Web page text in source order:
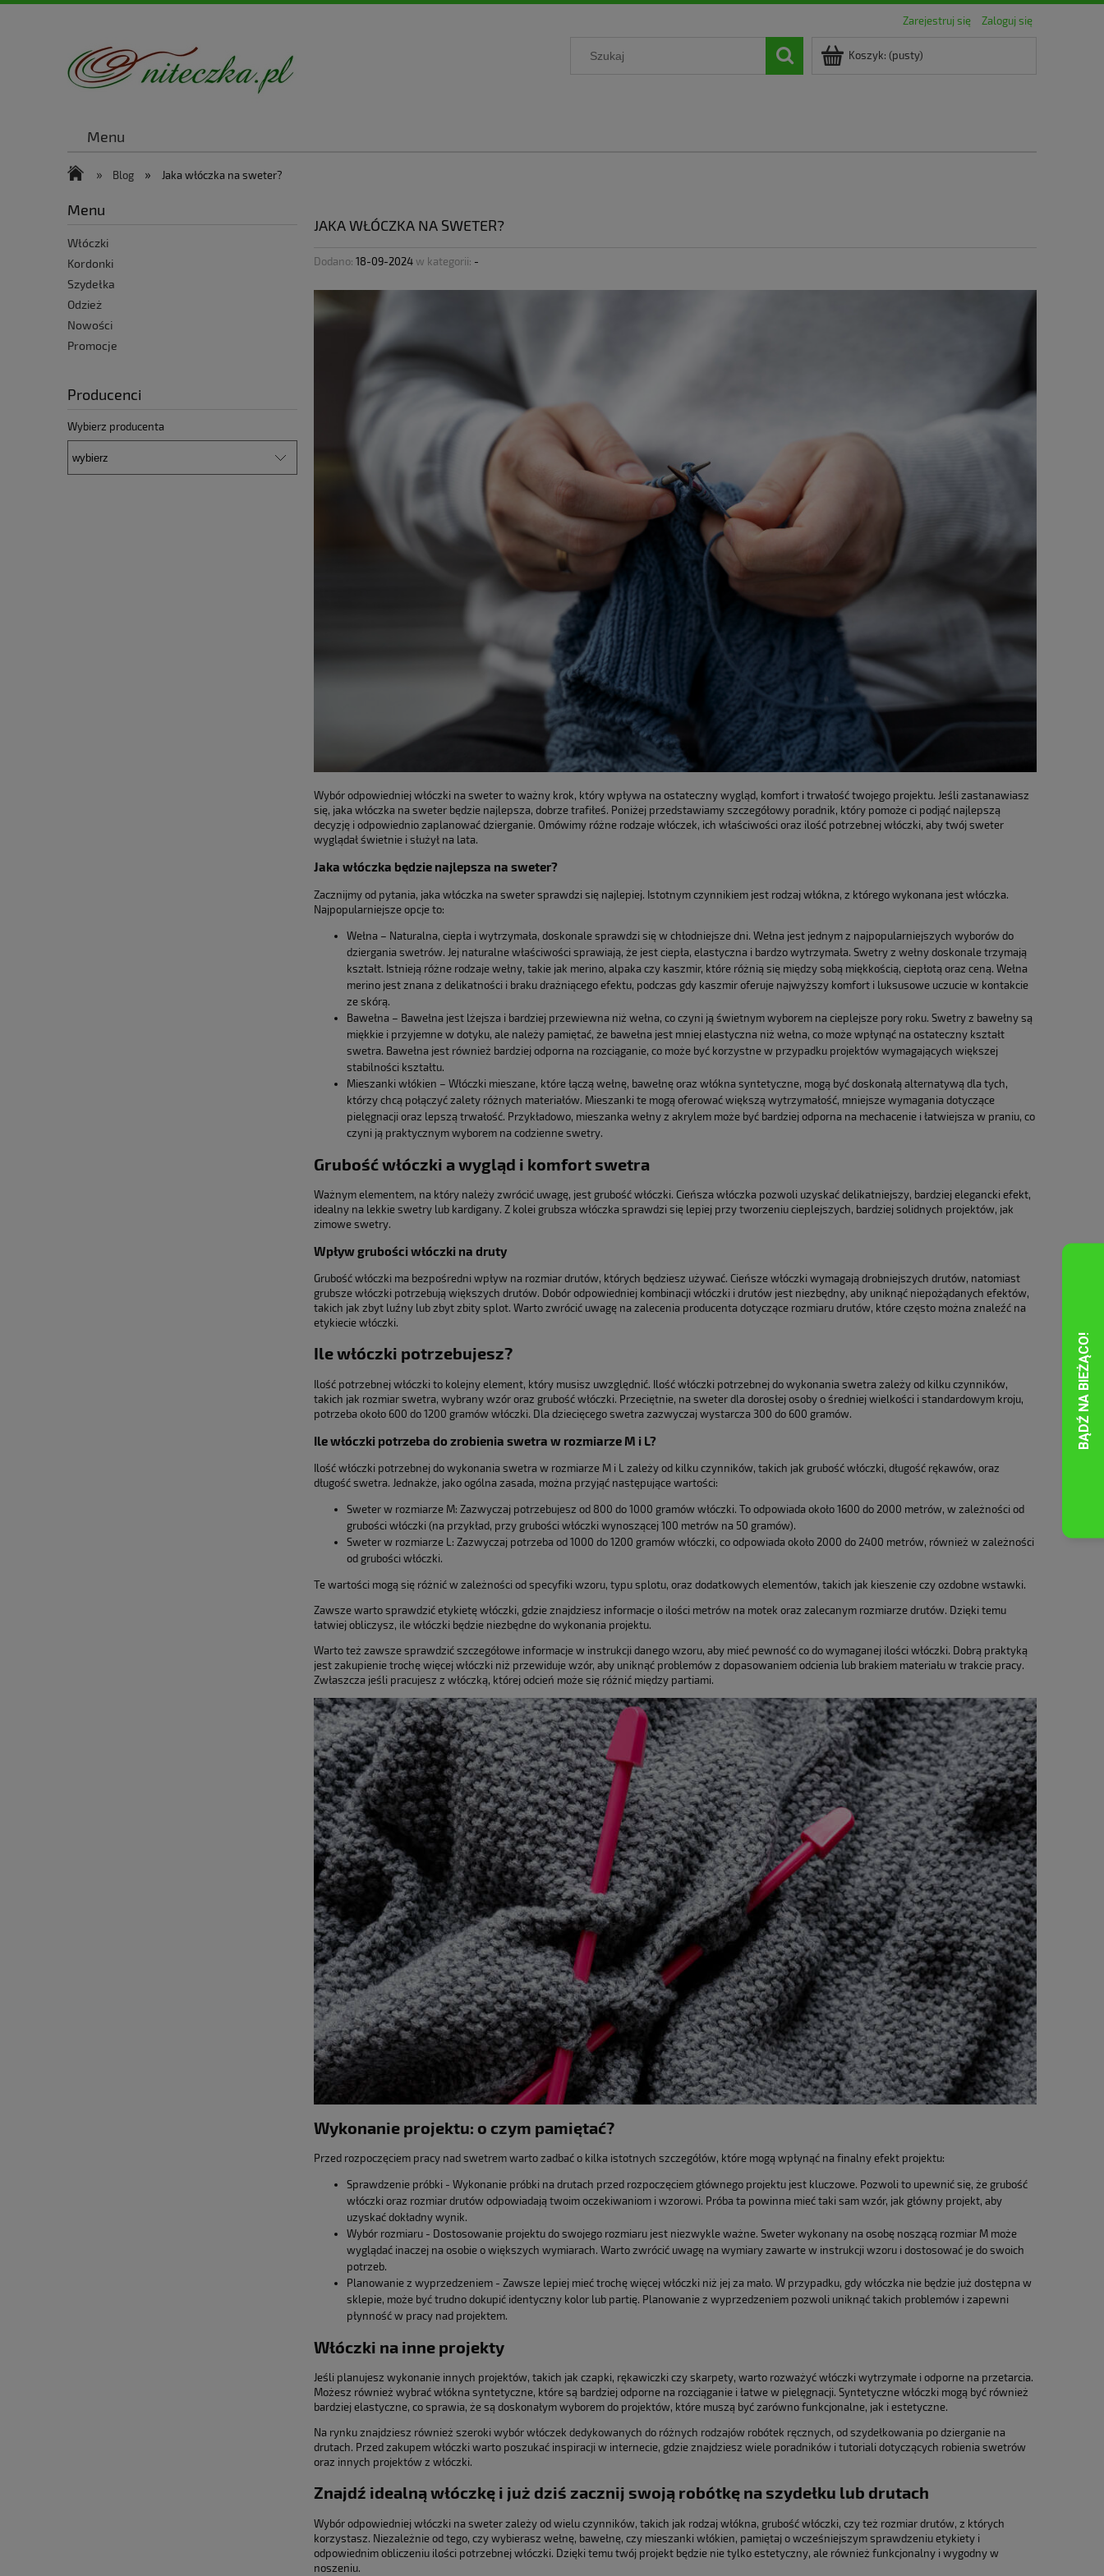
Zarejestruj się Zaloguj się
Koszyk: (pusty)
Menu
» Blog » Jaka włóczka na sweter?
Menu
Włóczki
Kordonki
Szydełka
Odzież
Nowości
Promocje
Producenci
Wybierz producenta
JAKA WŁÓCZKA NA SWETER?
Dodano: 18-09-2024w kategorii: -
Wybór odpowiedniej włóczki na sweter to ważny krok, który wpływa na ostateczny wygląd, komfort i trwałość twojego projektu. Jeśli zastanawiasz
się, jaka włóczka na sweter będzie najlepsza, dobrze trafiłeś. Poniżej przedstawiamy szczegółowy poradnik, który pomoże ci podjąć najlepszą
decyzję i odpowiednio zaplanować dzierganie. Omówimy różne rodzaje włóczek, ich właściwości oraz ilość potrzebnej włóczki, aby twój sweter
wyglądał świetnie i służył na lata.
Jaka włóczka będzie najlepsza na sweter?
Zacznijmy od pytania, jaka włóczka na sweter sprawdzi się najlepiej. Istotnym czynnikiem jest rodzaj włókna, z którego wykonana jest włóczka.
Najpopularniejsze opcje to:
Wełna – Naturalna, ciepła i wytrzymała, doskonale sprawdzi się w chłodniejsze dni. Wełna jest jednym z najpopularniejszych wyborów do
dziergania swetrów. Jej naturalne właściwości sprawiają, że jest ciepła, elastyczna i bardzo wytrzymała. Swetry z wełny doskonale trzymają
kształt. Istnieją różne rodzaje wełny, takie jak merino, alpaka czy kaszmir, które różnią się między sobą miękkością, ciepłotą oraz ceną. Wełna
merino jest znana z delikatności i braku drażniącego efektu, podczas gdy kaszmir oferuje najwyższy komfort i luksusowe uczucie w kontakcie
ze skórą.
Bawełna – Bawełna jest lżejsza i bardziej przewiewna niż wełna, co czyni ją świetnym wyborem na cieplejsze pory roku. Swetry z bawełny są
miękkie i przyjemne w dotyku, ale należy pamiętać, że bawełna jest mniej elastyczna niż wełna, co może wpłynąć na ostateczny kształt
swetra. Bawełna jest również bardziej odporna na rozciąganie, co może być korzystne w przypadku projektów wymagających większej
stabilności kształtu.
Mieszanki włókien – Włóczki mieszane, które łączą wełnę, bawełnę oraz włókna syntetyczne, mogą być doskonałą alternatywą dla tych,
którzy chcą połączyć zalety różnych materiałów. Mieszanki te mogą oferować większą wytrzymałość, mniejsze wymagania dotyczące
pielęgnacji oraz lepszą trwałość. Przykładowo, mieszanka wełny z akrylem może być bardziej odporna na mechacenie i łatwiejsza w praniu, co
czyni ją praktycznym wyborem na codzienne swetry.
Grubość włóczki a wygląd i komfort swetra
Ważnym elementem, na który należy zwrócić uwagę, jest grubość włóczki. Cieńsza włóczka pozwoli uzyskać delikatniejszy, bardziej elegancki efekt,
idealny na lekkie swetry lub kardigany. Z kolei grubsza włóczka sprawdzi się lepiej przy tworzeniu cieplejszych, bardziej solidnych projektów, jak
zimowe swetry.
Wpływ grubości włóczki na druty
Grubość włóczki ma bezpośredni wpływ na rozmiar drutów, których będziesz używać. Cieńsze włóczki wymagają drobniejszych drutów, natomiast
grubsze włóczki potrzebują większych drutów. Dobór odpowiedniej kombinacji włóczki i drutów jest niezbędny, aby uniknąć niepożądanych efektów,
takich jak zbyt luźny lub zbyt zbity splot. Warto zwrócić uwagę na zalecenia producenta dotyczące rozmiaru drutów, które często można znaleźć na
etykiecie włóczki.
Ile włóczki potrzebujesz?
Ilość potrzebnej włóczki to kolejny element, który musisz uwzględnić. Ilość włóczki potrzebnej do wykonania swetra zależy od kilku czynników,
takich jak rozmiar swetra, wybrany wzór oraz grubość włóczki. Przeciętnie, na sweter dla dorosłej osoby o średniej wielkości i standardowym kroju,
potrzeba około 600 do 1200 gramów włóczki. Dla dziecięcego swetra zazwyczaj wystarcza 300 do 600 gramów.
Ile włóczki potrzeba do zrobienia swetra w rozmiarze M i L?
Ilość włóczki potrzebnej do wykonania swetra w rozmiarze M i L zależy od kilku czynników, takich jak grubość włóczki, długość rękawów, oraz
długość swetra. Jednakże, jako ogólna zasada, można przyjąć następujące wartości:
Sweter w rozmiarze M: Zazwyczaj potrzebujesz od 800 do 1000 gramów włóczki. To odpowiada około 1600 do 2000 metrów, w zależności od
grubości włóczki (na przykład, przy grubości włóczki wynoszącej 100 metrów na 50 gramów).
Sweter w rozmiarze L: Zazwyczaj potrzeba od 1000 do 1200 gramów włóczki, co odpowiada około 2000 do 2400 metrów, również w zależności
od grubości włóczki.
Te wartości mogą się różnić w zależności od specyfiki wzoru, typu splotu, oraz dodatkowych elementów, takich jak kieszenie czy ozdobne wstawki.
Zawsze warto sprawdzić etykietę włóczki, gdzie znajdziesz informacje o ilości metrów na motek oraz zalecanym rozmiarze drutów. Dzięki temu
łatwiej obliczysz, ile włóczki będzie niezbędne do wykonania projektu.
Warto też zawsze sprawdzić szczegółowe informacje w instrukcji danego wzoru, aby mieć pewność co do wymaganej ilości włóczki. Dobrą praktyką
jest zakupienie trochę więcej włóczki niż przewiduje wzór, aby uniknąć problemów z dopasowaniem odcienia lub brakiem materiału w trakcie pracy.
Zwłaszcza jeśli pracujesz z włóczką, której odcień może się różnić między partiami.
Wykonanie projektu: o czym pamiętać?
Przed rozpoczęciem pracy nad swetrem warto zadbać o kilka istotnych szczegółów, które mogą wpłynąć na finalny efekt projektu:
Sprawdzenie próbki - Wykonanie próbki na drutach przed rozpoczęciem głównego projektu jest kluczowe. Pozwoli to upewnić się, że grubość
włóczki oraz rozmiar drutów odpowiadają twoim oczekiwaniom i wzorowi. Próba ta powinna mieć taki sam wzór, jak główny projekt, aby
uzyskać dokładny wynik.
Wybór rozmiaru - Dostosowanie projektu do swojego rozmiaru jest niezwykle ważne. Sweter wykonany na osobę noszącą rozmiar M może
wyglądać inaczej na osobie o większych wymiarach. Warto zwrócić uwagę na wymiary zawarte w instrukcji wzoru i dostosować je do swoich
potrzeb.
Planowanie z wyprzedzeniem - Zawsze lepiej mieć trochę więcej włóczki niż jej za mało. W przypadku, gdy włóczka nie będzie już dostępna w
sklepie, może być trudno dokupić identyczny kolor lub partię. Planowanie z wyprzedzeniem pozwoli uniknąć takich problemów i zapewni
płynność w pracy nad projektem.
Włóczki na inne projekty
Jeśli planujesz wykonanie innych projektów, takich jak czapki, rękawiczki czy skarpety, warto rozważyć włóczki wytrzymałe i odporne na przetarcia.
Możesz również wybrać włókna syntetyczne, które są bardziej odporne na rozciąganie i łatwe w pielęgnacji. Syntetyczne włóczki mogą być również
bardziej elastyczne, co sprawia, że są doskonałym wyborem do projektów, które muszą być zarówno funkcjonalne, jak i estetyczne.
Na rynku znajdziesz również szeroki wybór włóczek dedykowanych do różnych rodzajów robótek ręcznych, od szydełkowania po dzierganie na
drutach. Przed zakupem włóczki warto poszukać inspiracji w internecie, gdzie znajdziesz wiele poradników i tutoriali dotyczących robienia swetrów
oraz innych projektów z włóczki.
Znajdź idealną włóczkę i już dziś zacznij swoją robótkę na szydełku lub drutach
Wybór odpowiedniej włóczki na sweter zależy od wielu czynników, takich jak rodzaj włókna, grubość włóczki, czy też rozmiar drutów, z których
korzystasz. Niezależnie od tego, czy wybierasz wełnę, bawełnę, czy mieszanki włókien, pamiętaj o wcześniejszym sprawdzeniu etykiety i
odpowiednim obliczeniu ilości potrzebnej włóczki. Dzięki temu twój projekt będzie nie tylko estetyczny, ale również funkcjonalny i wygodny w
noszeniu.